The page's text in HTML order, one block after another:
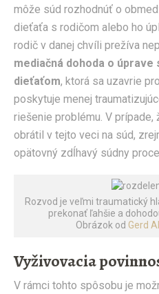
môže súd rozhodnúť o
dieťaťa s rodičom alebo ho
rodič v danej chvíli prežíva
mediačná dohoda o úprave
dieťaťom, ktorá sa uzavrie
poskytuje menej
riešenie problému. V
obrátil v tejto veci na súd,
opätovný zdĺhavý súdny
Rozvod je veľmi traumatický
prekonať ľahšie a
Obrázok od Gerd
Vyživovacia
V rámci tohto spôsobu je